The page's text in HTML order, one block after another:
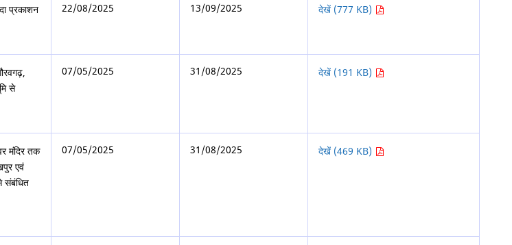
प्रकाशन
22/08/2025 13/09/2025 देखें (777 KB)
से
07/05/2025 31/08/2025 देखें (191 KB)
मंदिर तक
एवं
संबंधित
07/05/2025 31/08/2025 देखें (469 KB)